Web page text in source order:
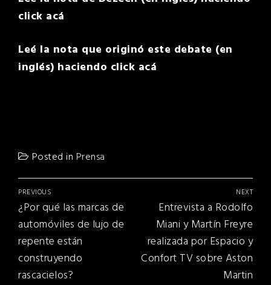
click acá
Leé la nota que originó este debate (en
inglés) haciendo click acá
Posted in Prensa
Navegación
de
entradas
PREVIOUS
Previous
post:
¿Por qué las marcas de
automóviles de lujo de
repente están
construyendo
rascacielos?
NEXT
Next
post:
Entrevista a Rodolfo
Miani y Martín Freyre
realizada por Espacio y
Confort TV sobre Aston
Martin